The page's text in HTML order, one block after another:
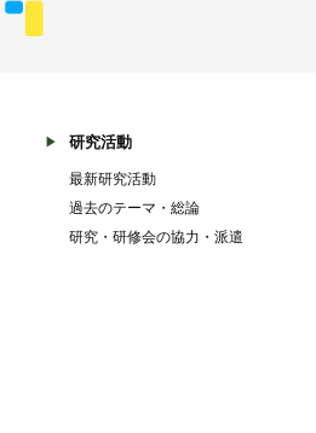
研究活動
最新研究活動
過去のテーマ・総論
研究・研修会の協力・派遣